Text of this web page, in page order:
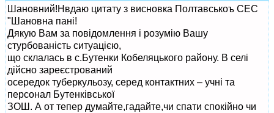
Шановний!Нвдаю цитату з висновка Полтавськоъ СЕС
"Шановна пані!
Дякую Вам за повідомлення і розумію Вашу
стурбованість ситуацією,
що склалась в с.Бутенки Кобеляцького району. В селі
дійсно зареєстрований
осередок туберкульозу, серед контактних – учні та
персонал Бутенківської
ЗОШ. А от тепер думайте,гадайте,чи спати спокійно чи